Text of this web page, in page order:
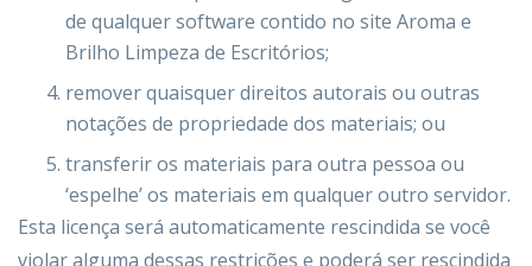
de qualquer software contido no site Aroma e
Brilho Limpeza de Escritórios;
remover quaisquer direitos autorais ou outras
notações de propriedade dos materiais; ou
transferir os materiais para outra pessoa ou
‘espelhe’ os materiais em qualquer outro servidor.
Esta licença será automaticamente rescindida se você
violar alguma dessas restrições e poderá ser rescindida